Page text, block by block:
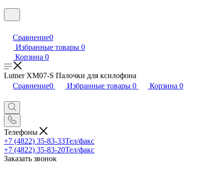
Сравнение0
Избранные товары 0
Корзина 0
Lutner XM07-S Палочки для ксилофона
Сравнение0 Избранные товары 0 Корзина 0
Телефоны
+7 (4822) 35-83-33Тел/факс
+7 (4822) 35-83-20Тел/факс
Заказать звонок